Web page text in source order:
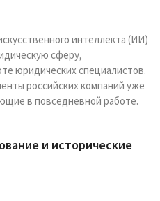
интеллекта (ИИ)
сферу,
юридических специалистов.
российских компаний уже
в повседневной работе.
и исторические